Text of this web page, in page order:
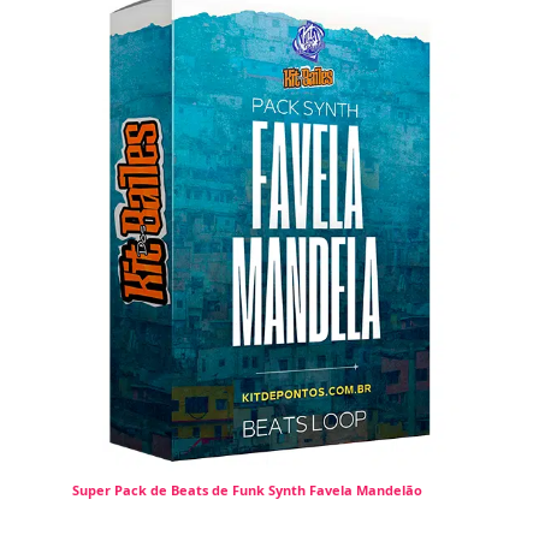
Super Pack de Beats de Funk Synth Favela Mandelão